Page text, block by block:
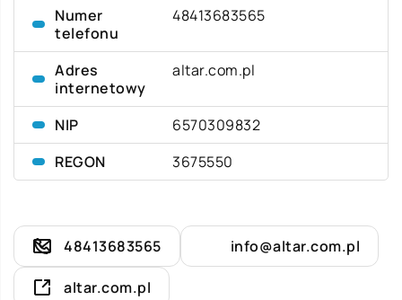
Numer
telefonu
48413683565
Adres
internetowy
altar.com.pl
NIP
6570309832
REGON
3675550
48413683565 info@altar.com.pl
altar.com.pl